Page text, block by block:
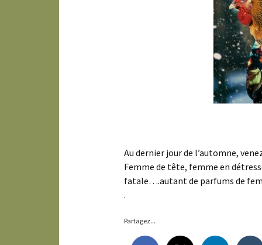
Au dernier jour de l’automne,
Femme de tête, femme en
fatale….autant de parfums de
.
Partagez...